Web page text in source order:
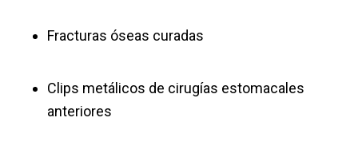
Fracturas óseas curadas
Clips metálicos de cirugías estomacales
anteriores